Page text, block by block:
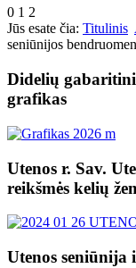
0 1 2
Jūs esate čia: Titulinis
seniūnijos
Didelių
grafikas
Utenos r. Sav.
reikšmės kelių
Utenos seniūnija